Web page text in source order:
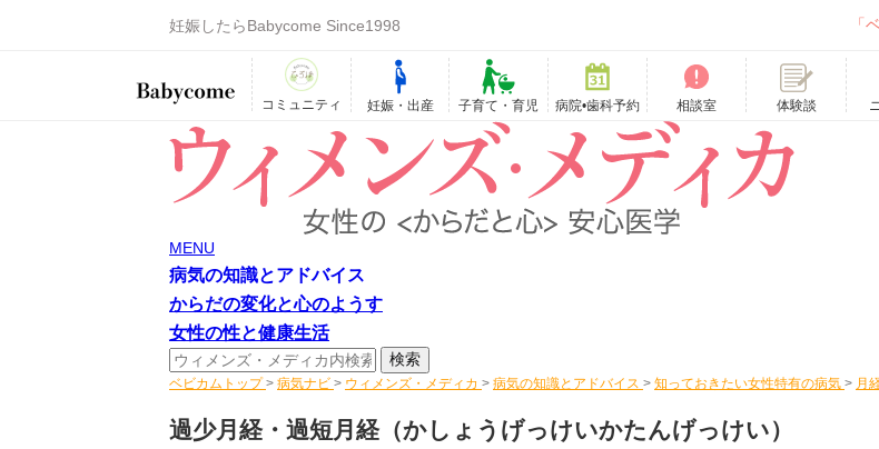
妊娠したらBabycome Since1998 「
コミュニティ 妊娠・出産 子育て・育児 病院•歯科予約 相談室 体験談
MENU
病気の知識とアドバイス
からだの変化と心のようす
女性の性と健康生活
ベビカムトップ > 病気ナビ > ウィメンズ・メディカ > 病気の知識とアドバイス > 知っておきたい女性特有の病気 > 月
過少月経・過短月経（かしょうげっけいかたんげっけい）